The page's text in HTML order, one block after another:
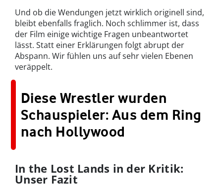
Und ob die Wendungen jetzt wirklich originell sind,
bleibt ebenfalls fraglich. Noch schlimmer ist, dass
der Film einige wichtige Fragen unbeantwortet
lässt. Statt einer Erklärungen folgt abrupt der
Abspann. Wir fühlen uns auf sehr vielen Ebenen
veräppelt.
Diese Wrestler wurden
Schauspieler: Aus dem Ring
nach Hollywood
In the Lost Lands in der Kritik:
Unser Fazit